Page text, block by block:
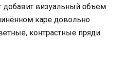
добавит визуальный объем
каре довольно
контрастные пряди